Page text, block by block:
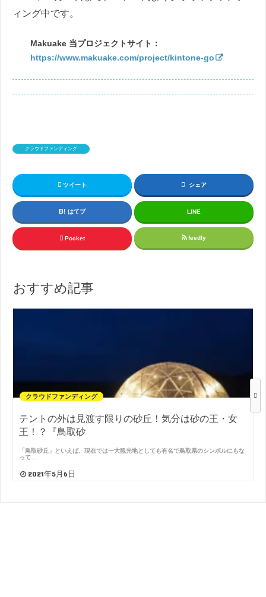
ィング中です。
Makuake 当プロジェクトサイト：
https://www.makuake.com/project/kintone-go
クラウドファンディング
ツイート シェア
はてブ LINE
Pocket feedly
おすすめ記事
クラウドファンディング
テントの外は見渡す限りの砂丘！気分は砂の王・女
王！？『鳥取砂
「鳥取砂丘」といえば、現在では一大観光地としても有名で鳥取県のシンボルにもな
って…
2021年5月6日